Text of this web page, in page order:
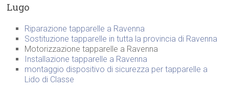
Lugo
Riparazione tapparelle a Ravenna
Sostituzione tapparelle in tutta la provincia di Ravenna
Motorizzazione tapparelle a Ravenna
Installazione tapparelle a Ravenna
montaggio dispositivo di sicurezza per tapparelle a
Lido di Classe